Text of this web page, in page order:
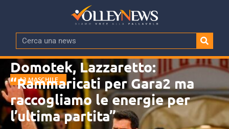
A3 MASCHILE
Domotek, Lazzaretto:
“Rammaricati per Gara2 ma
raccogliamo le energie per
l’ultima partita”